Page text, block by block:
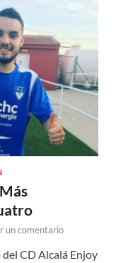
un comentario
CD Alcalá Enjoy